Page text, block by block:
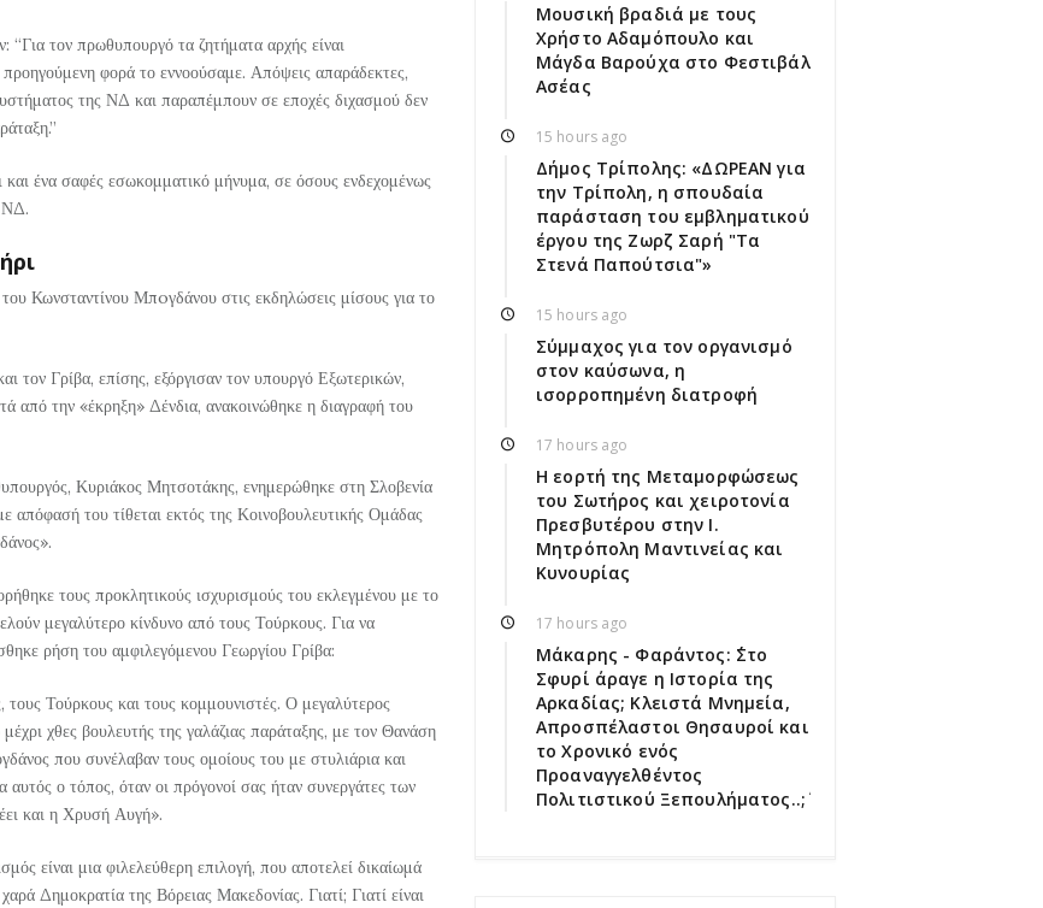
τον πρωθυπουργό τα ζητήματα αρχής είναι
προηγούμενη φορά το εννοούσαμε. Απόψεις απαράδεκτες,
της ΝΔ και παραπέμπουν σε εποχές διχασμού δεν
ένα σαφές εσωκομματικό μήνυμα, σε όσους ενδεχομένως
ΝΔ.
Κωνσταντίνου Μπoγδάνου στις εκδηλώσεις μίσους για το
Γρίβα, επίσης, εξόργισαν τον υπουργό Εξωτερικών,
από την «έκρηξη» Δένδια, ανακοινώθηκε η διαγραφή του
Κυριάκος Μητσοτάκης, ενημερώθηκε στη Σλοβενία
απόφασή του τίθεται εκτός της Κοινοβουλευτικής Ομάδας
τους προκλητικούς ισχυρισμούς του εκλεγμένου με το
μεγαλύτερο κίνδυνο από τους Τούρκους. Για να
ρήση του αμφιλεγόμενου Γεωργίου Γρίβα:
Τούρκους και τους κομμουνιστές. Ο μεγαλύτερος
χθες βουλευτής της γαλάζιας παράταξης, με τον Θανάση
που συνέλαβαν τους ομοίους του με στυλιάρια και
αυτός ο τόπος, όταν οι πρόγονοί σας ήταν συνεργάτες των
και η Χρυσή Αυγή».
είναι μια φιλελεύθερη επιλογή, που αποτελεί δικαίωμά
Δημοκρατία της Βόρειας Μακεδονίας. Γιατί; Γιατί είναι
Μουσική βραδιά με τους
Χρήστο Αδαμόπουλο και
Μάγδα Βαρούχα στο Φεστιβάλ
Ασέας
15 hours ago
Δήμος Τρίπολης: «ΔΩΡΕΑΝ για
την Τρίπολη, η σπουδαία
παράσταση του εμβληματικού
έργου της Ζωρζ Σαρή "Τα
Στενά Παπούτσια"»
15 hours ago
Σύμμαχος για τον οργανισμό
στον καύσωνα, η
ισορροπημένη διατροφή
17 hours ago
Η εορτή της Μεταμορφώσεως
του Σωτήρος και χειροτονία
Πρεσβυτέρου στην Ι.
Μητρόπολη Μαντινείας και
Κυνουρίας
17 hours ago
Μάκαρης - Φαράντος: ΄΄Στο
Σφυρί άραγε η Ιστορία της
Αρκαδίας; Κλειστά Μνημεία,
Απροσπέλαστοι Θησαυροί και
το Χρονικό ενός
Προαναγγελθέντος
Πολιτιστικού Ξεπουλήματος..;΄΄